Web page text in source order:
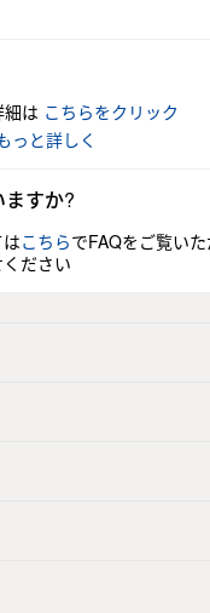
は こちらをクリック
っと詳しく
すか?
こちらでFAQをご覧い
ださい